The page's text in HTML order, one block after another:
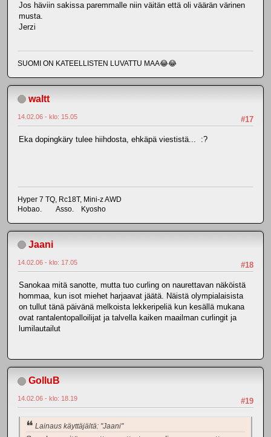
Jos häviin sakissa paremmalle niin väitän että oli väärän värinen
musta.
Jerzi
SUOMI ON KATEELLISTEN LUVATTU MAA😂😂
waltt
#17
14.02.06 - klo: 15.05
Eka dopingkäry tulee hiihdosta, ehkäpä viestistä... :?
Hyper 7 TQ, Rc18T, Mini-z AWD
Hobao. Asso. Kyosho
Jaani
#18
14.02.06 - klo: 17.05
Sanokaa mitä sanotte, mutta tuo curling on naurettavan näköistä
hommaa, kun isot miehet harjaavat jäätä. Näistä olympialaisista
on tullut tänä päivänä melkoista lekkeripeliä kun kesällä mukana
ovat rantalentopalloilijat ja talvella kaiken maailman curlingit ja
lumilautailut
GolluB
#19
14.02.06 - klo: 18.19
Lainaus käyttäjältä: "Jaani"